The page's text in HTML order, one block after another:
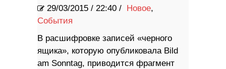
29/03/2015 / 22:40 / Новое,
События
В расшифровке записей «черного
ящика», которую опубликовала Bild
am Sonntag, приводится фрагмент